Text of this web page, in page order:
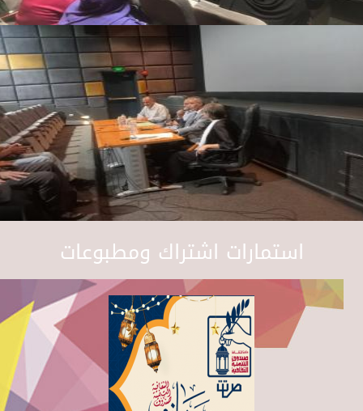
استمارات اشتراك ومطبوعات